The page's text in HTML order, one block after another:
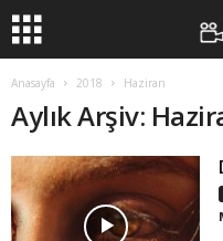
Anasayfa 2018 Haziran
Aylık Arşiv: